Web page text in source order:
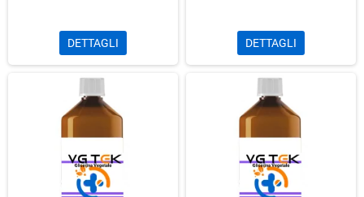
DETTAGLI DETTAGLI